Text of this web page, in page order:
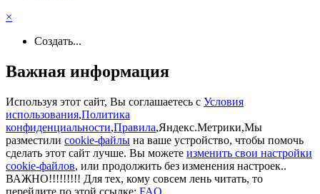
×
Создать...
Важная информация
Используя этот сайт, Вы соглашаетесь с Условия
использования,Политика
конфиденциальности,Правила,Яндекс.Метрики,Мы
разместили cookie-файлы на ваше устройство, чтобы помочь
сделать этот сайт лучше. Вы можете изменить свои настройки
cookie-файлов, или продолжить без изменения настроек..
ВАЖНО!!!!!!!!! Для тех, кому совсем лень читать, то
перейдите по этой ссылке: FAQ